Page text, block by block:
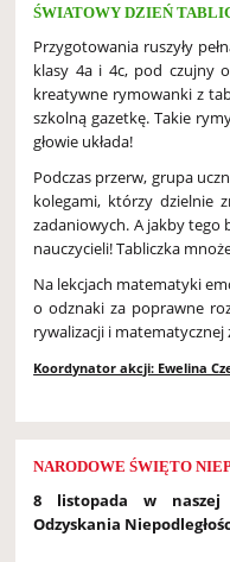
ŚWIATOWY DZIEŃ
Przygotowania ruszyły
klasy 4a i 4c, pod czujny
kreatywne rymowanki z
szkolną gazetkę. Takie
głowie układa!
Podczas przerw, grupa
kolegami, którzy dzielnie
zadaniowych. A jakby tego
nauczycieli! Tabliczka
Na lekcjach matematyki
o odznaki za poprawne
rywalizacji i matematycznej
Koordynator akcji: Ewelina
NARODOWE ŚWIĘTO
8 listopada w naszej
Odzyskania